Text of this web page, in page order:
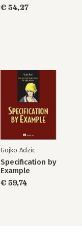
€ 54,27
Gojko Adzic
Specification by
Example
€ 59,74